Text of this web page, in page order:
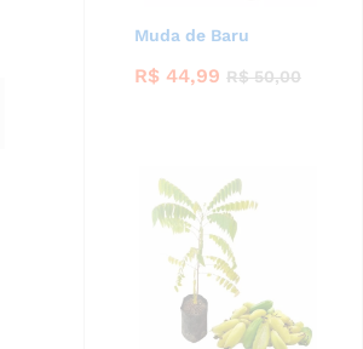
Muda de Baru
R$ 44,99 R$50,00